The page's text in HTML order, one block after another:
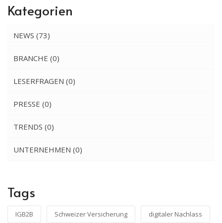
Kategorien
NEWS (73)
BRANCHE (0)
LESERFRAGEN (0)
PRESSE (0)
TRENDS (0)
UNTERNEHMEN (0)
Tags
IGB2B Schweizer Versicherung digitaler Nachlass